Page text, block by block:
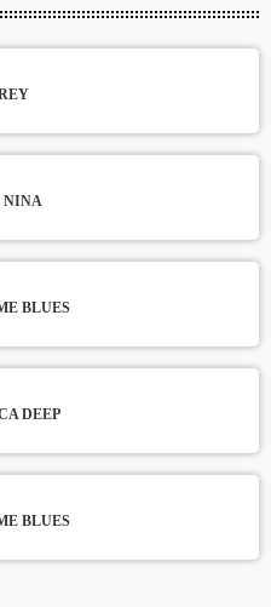
is auomatically generated
automatic carousels of
choosing a category.
auctor eget tellus nec,
id varius. Suspendisse
NINA
BLUES
DEEP
BLUES